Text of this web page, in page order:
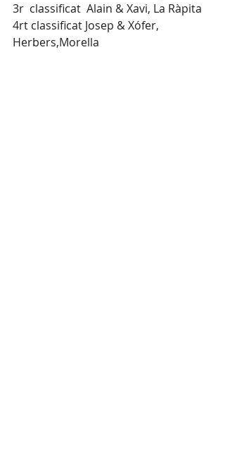
3r  classificat  Alain & Xavi, La Ràpita
4rt classificat Josep & Xófer,
Herbers,Morella